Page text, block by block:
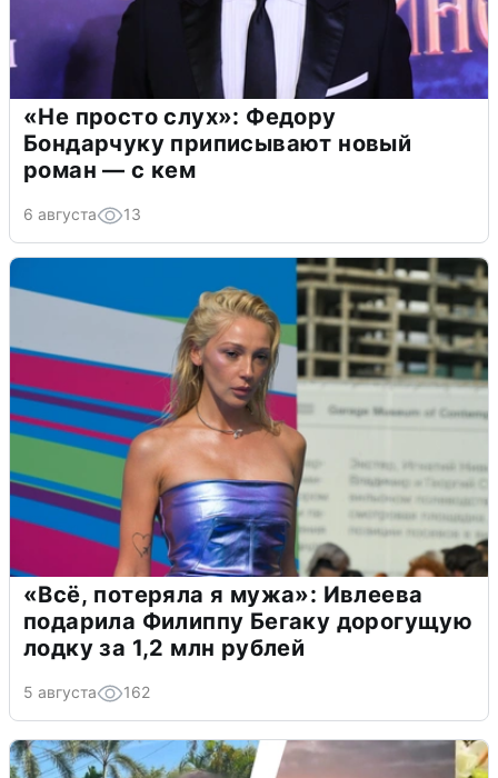
«Не просто слух»: Федору
Бондарчуку приписывают новый
роман — с кем
6 августа 13
«Всё, потеряла я мужа»: Ивлеева
подарила Филиппу Бегаку дорогущую
лодку за 1,2 млн рублей
5 августа 162